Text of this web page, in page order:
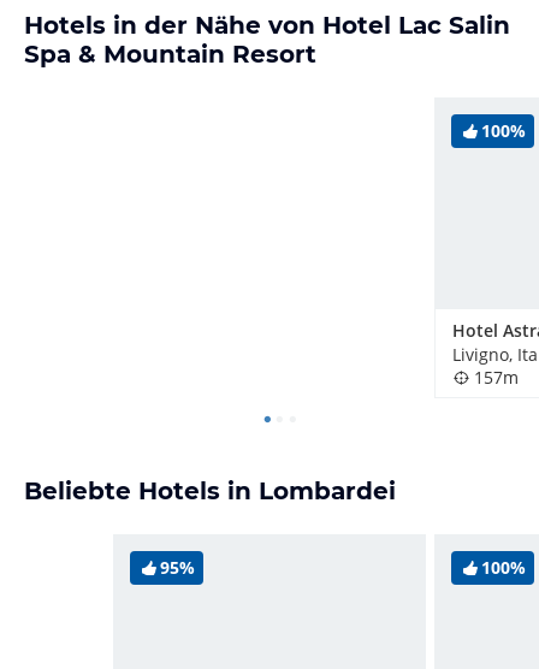
Hotels in der Nähe von Hotel Lac Salin
Spa & Mountain Resort
100%
Hotel
Livigno,
157m
Beliebte Hotels in Lombardei
95% 100%